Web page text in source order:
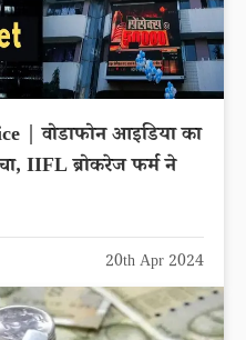
| वोडाफोन आइडिया का
IIFL ब्रोकरेज फर्म ने
20th Apr 2024